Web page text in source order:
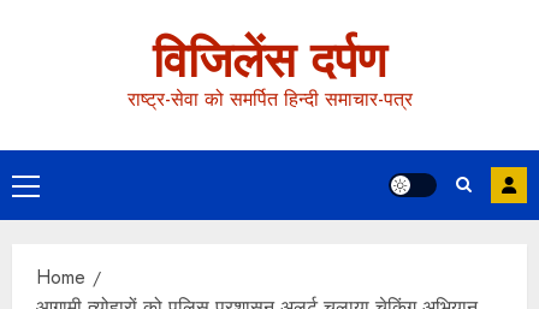
विजिलेंस दर्पण
राष्ट्र-सेवा को समर्पित हिन्दी समाचार-पत्र
Home